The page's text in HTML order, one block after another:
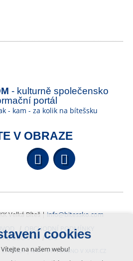
- kulturně společensko
portál
- kam - za kolik na bítešsku
V OBRAZE
Facebook YouTube
Velká Bíteš | info@bitessko.com
ÚVOD
OBCHODNÍ PODMÍNKY
OBČANA
GIS
VYTVOŘENO V XART.CZ
cookies
Vítejte na našem webu!